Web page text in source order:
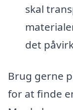
skal
det
Brug gerne
for at finde